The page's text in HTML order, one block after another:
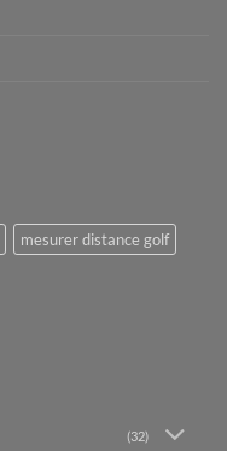
mesurer distance golf
(32)